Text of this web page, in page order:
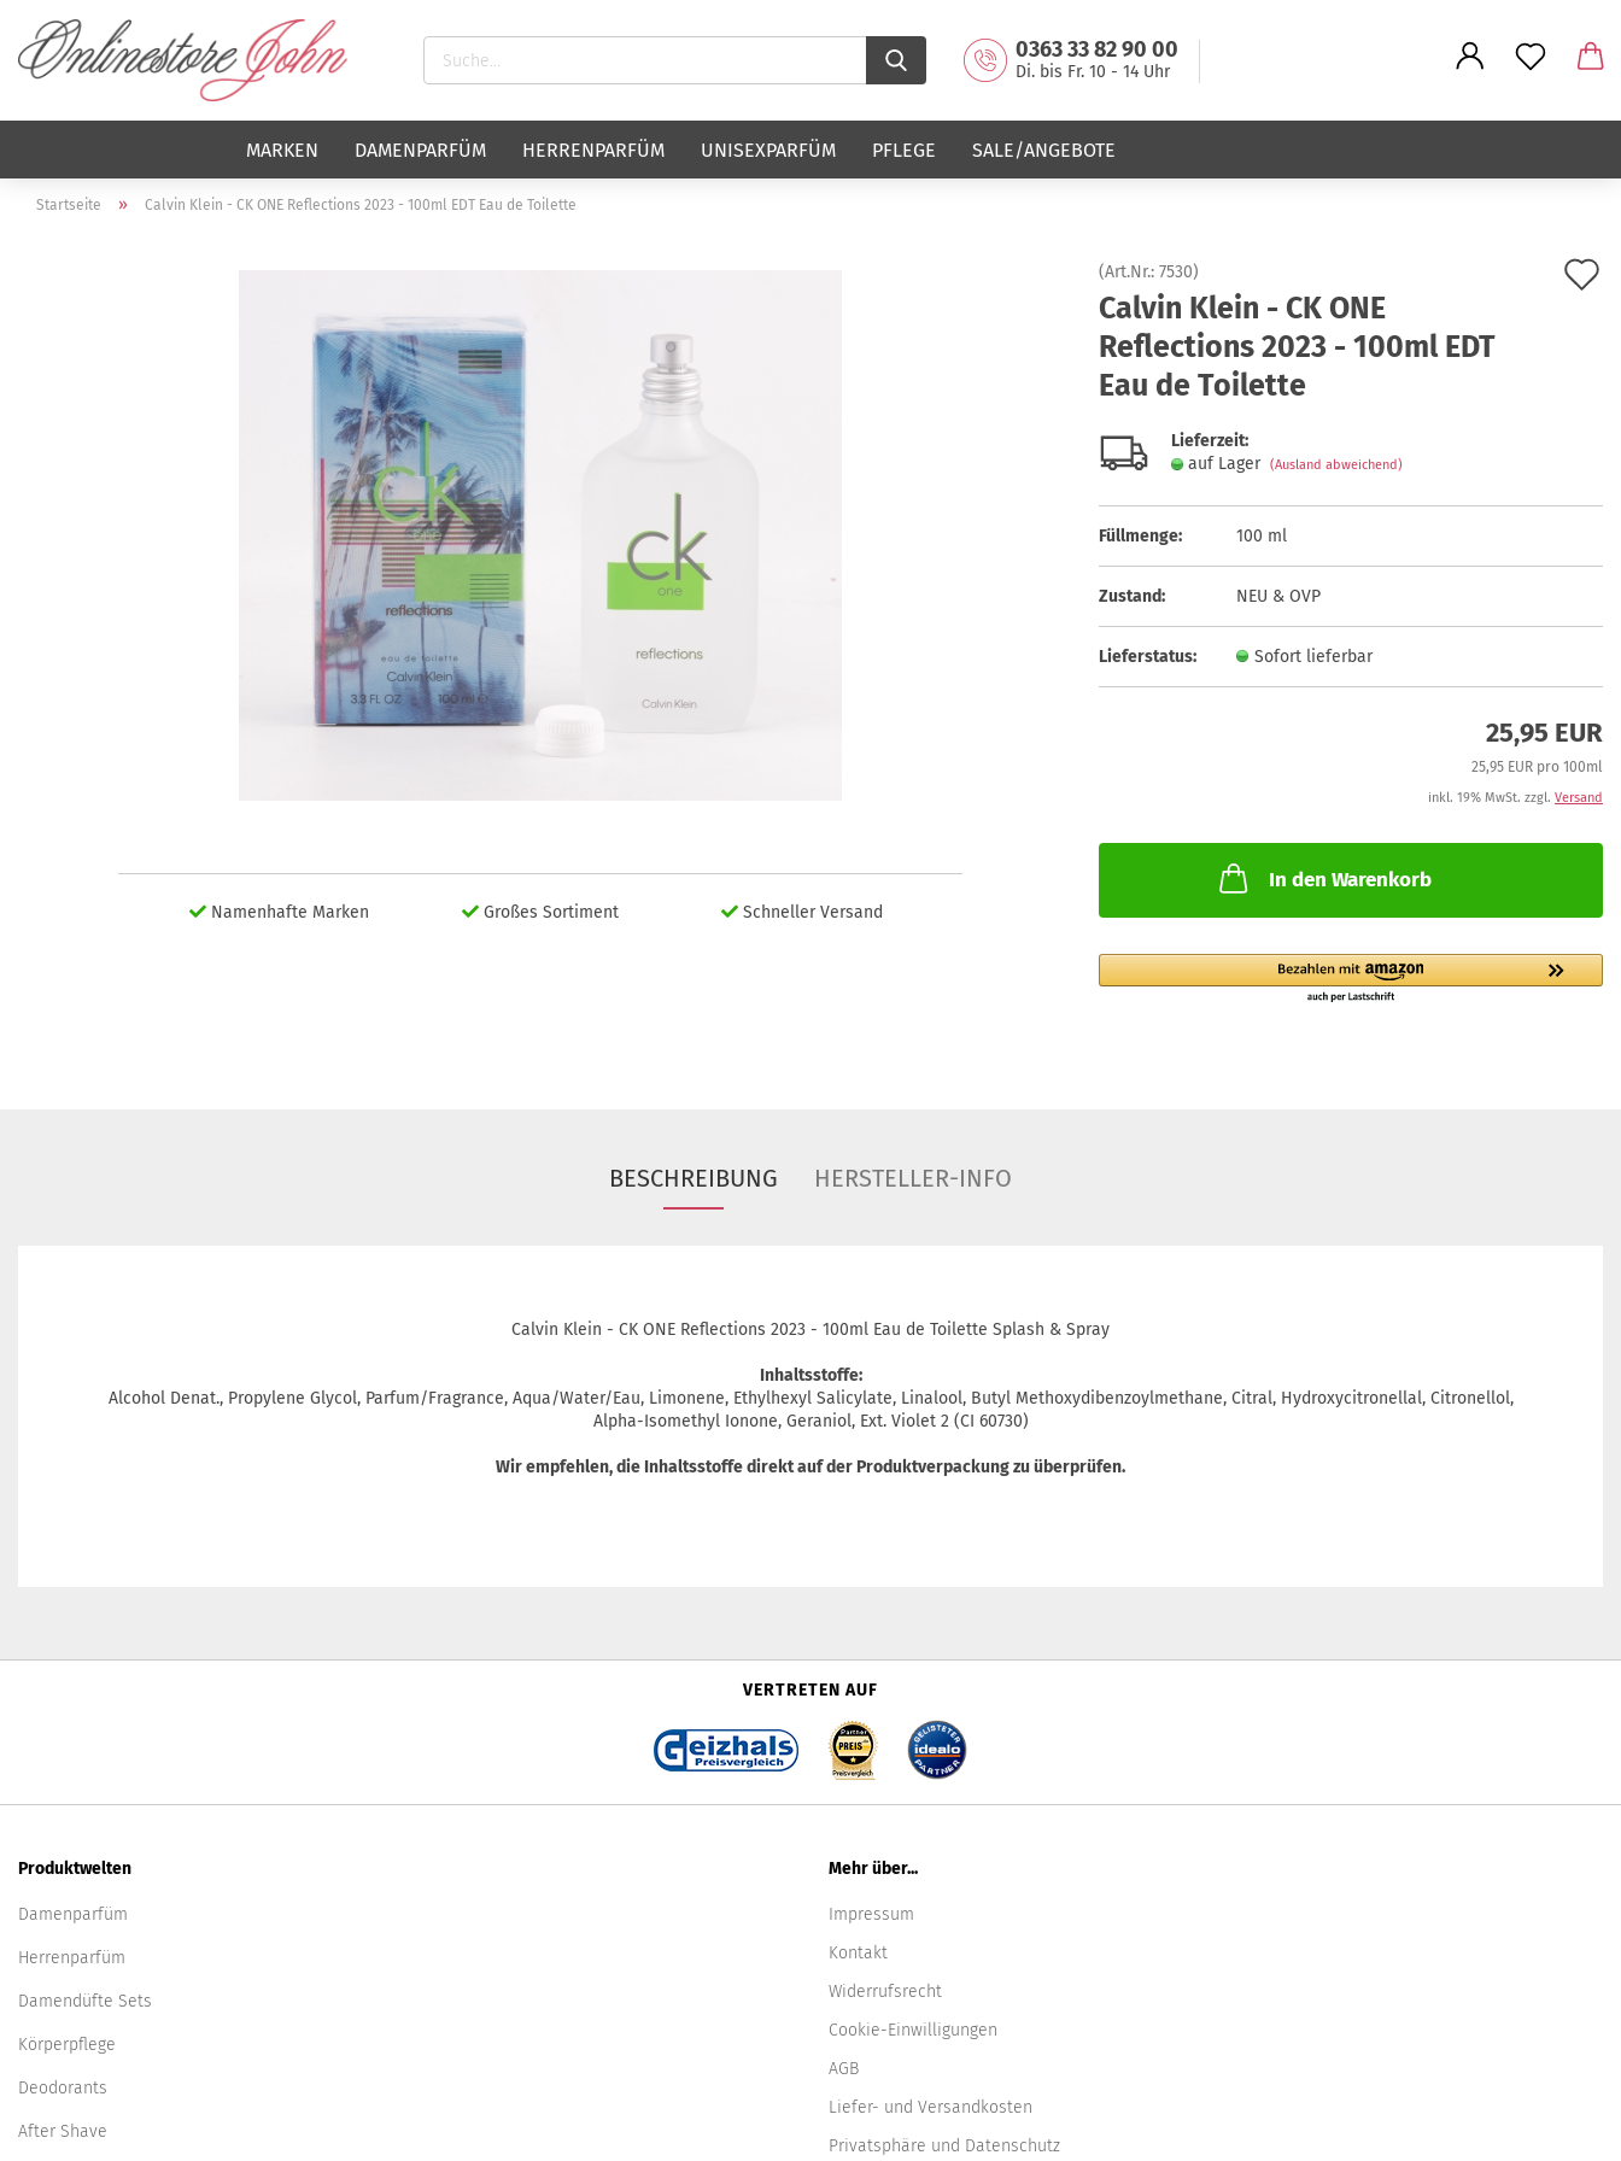
0363 33 82 90 00
Di. bis Fr. 10 - 14 Uhr
MARKEN DAMENPARFÜM HERRENPARFÜM UNISEXPARFÜM PFLEGE SALE/ANGEBOTE
Startseite » Calvin Klein - CK ONE Reflections 2023 - 100ml EDT Eau de Toilette
Namenhafte Marken Großes Sortiment Schneller Versand
(Art.Nr.: 7530)
Calvin Klein - CK ONE
Reflections 2023 - 100ml EDT
Eau de Toilette
Lieferzeit:
auf Lager (Ausland abweichend)
Füllmenge: 100 ml
Zustand: NEU & OVP
Lieferstatus: Sofort lieferbar
25,95 EUR
25,95 EUR pro 100ml
inkl. 19% MwSt. zzgl. Versand
In den Warenkorb
BESCHREIBUNG HERSTELLER-INFO
Calvin Klein - CK ONE Reflections 2023 - 100ml Eau de Toilette Splash & Spray
Inhaltsstoffe:
Alcohol Denat., Propylene Glycol, Parfum/Fragrance, Aqua/Water/Eau, Limonene, Ethylhexyl Salicylate, Linalool, Butyl Methoxydibenzoylmethane, Citral, Hydroxycitronellal, Citronellol,
Alpha-Isomethyl Ionone, Geraniol, Ext. Violet 2 (CI 60730)
Wir empfehlen, die Inhaltsstoffe direkt auf der Produktverpackung zu überprüfen.
VERTRETEN AUF
Produktwelten
Damenparfüm
Herrenparfüm
Damendüfte Sets
Körperpflege
Deodorants
After Shave
Mehr über...
Impressum
Kontakt
Widerrufsrecht
Cookie-Einwilligungen
AGB
Liefer- und Versandkosten
Privatsphäre und Datenschutz